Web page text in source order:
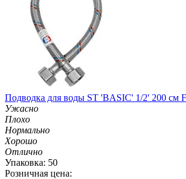
Подводка для воды ST 'BASIC' 1/2' 200 см
Ужасно
Плохо
Нормально
Хорошо
Отлично
Упаковка: 50
Розничная цена: